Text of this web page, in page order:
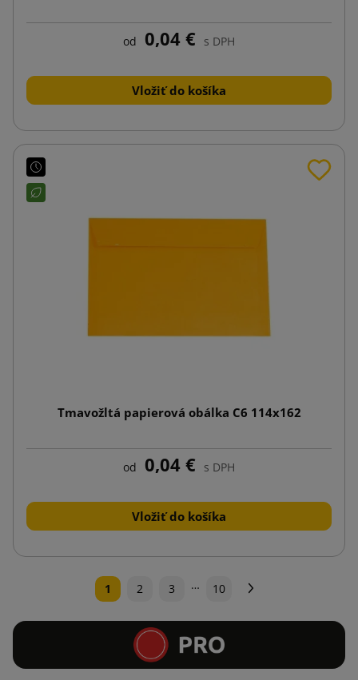
od 0,04 € s DPH
Vložiť do košíka
Tmavožltá papierová obálka C6 114x162
od 0,04 € s DPH
Vložiť do košíka
1 2 3 … 10